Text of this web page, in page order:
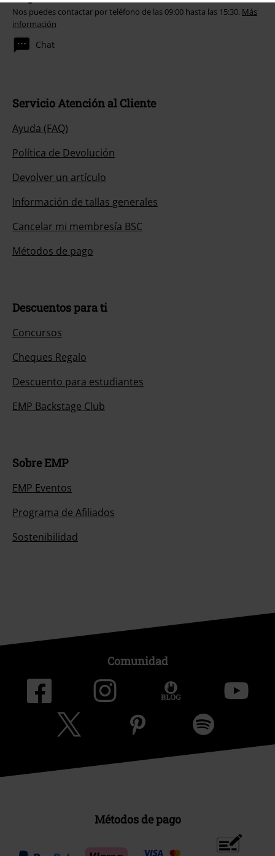
Nos puedes contactar por teléfono de las 09:00 hasta las 15:30. Más
información
Chat
Servicio Atención al Cliente
Ayuda (FAQ)
Política de Devolución
Devolver un artículo
Información de tallas generales
Cancelar mi membresía BSC
Métodos de pago
Descuentos para ti
Concursos
Cheques Regalo
Descuento para estudiantes
EMP Backstage Club
Sobre EMP
EMP Eventos
Programa de Afiliados
Sostenibilidad
Comunidad
Métodos de pago